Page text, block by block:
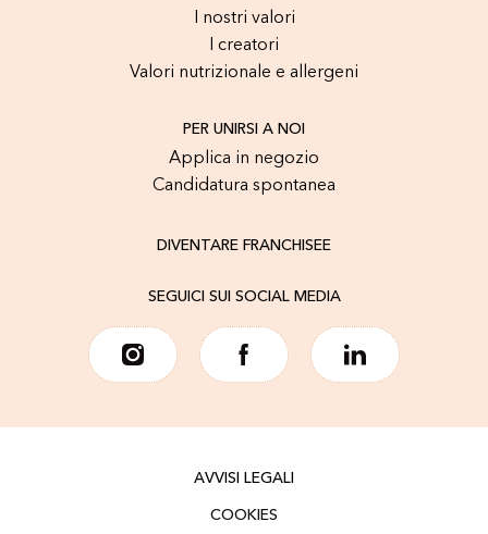
I nostri valori
I creatori
Valori nutrizionale e allergeni
PER UNIRSI A NOI
Applica in negozio
Candidatura spontanea
DIVENTARE FRANCHISEE
SEGUICI SUI SOCIAL MEDIA
AVVISI LEGALI
COOKIES